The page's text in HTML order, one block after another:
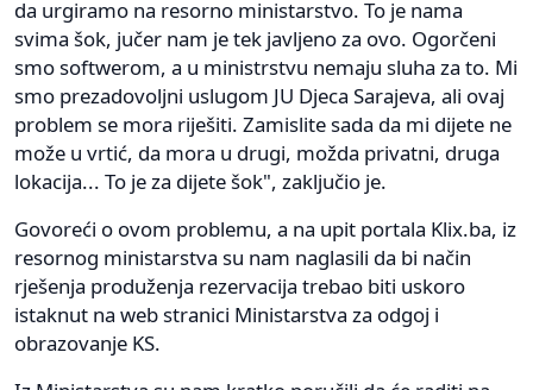
da urgiramo na resorno ministarstvo. To je nama
svima šok, jučer nam je tek javljeno za ovo. Ogorčeni
smo softwerom, a u ministrstvu nemaju sluha za to. Mi
smo prezadovoljni uslugom JU Djeca Sarajeva, ali ovaj
problem se mora riješiti. Zamislite sada da mi dijete ne
može u vrtić, da mora u drugi, možda privatni, druga
lokacija... To je za dijete šok", zaključio je.
Govoreći o ovom problemu, a na upit portala Klix.ba, iz
resornog ministarstva su nam naglasili da bi način
rješenja produženja rezervacija trebao biti uskoro
istaknut na web stranici Ministarstva za odgoj i
obrazovanje KS.